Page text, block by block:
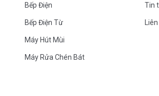
Bếp Điện
Bếp Điện Từ
Máy Hút Mùi
Máy Rửa Chén Bát
Tin